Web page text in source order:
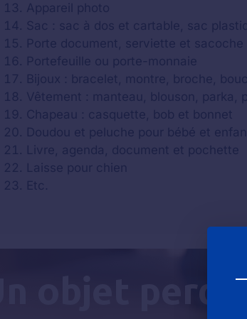
Appareil photo
Sac : sac à dos et cartable, sac
Porte document, serviette et sacoche
Portefeuille ou porte-monnaie
Bijoux : bracelet, montre, broche,
Vêtement : manteau, blouson, parka,
Chapeau : casquette, bob et bonnet
Doudou et peluche pour bébé et
Livre, agenda, document et pochette
Laisse pour chien
Etc.